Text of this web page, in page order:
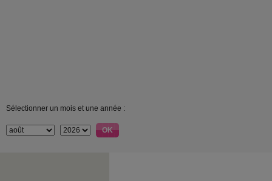
Sélectionner un mois et une année :